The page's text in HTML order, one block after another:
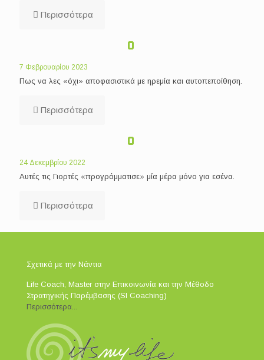
Περισσότερα
7 Φεβρουαρίου 2023
Πως να λες «όχι» αποφασιστικά με ηρεμία και αυτοπεποίθηση.
Περισσότερα
24 Δεκεμβρίου 2022
Αυτές τις Γιορτές «προγράμματισε» μία μέρα μόνο για εσένα.
Περισσότερα
Σχετικά με την Νάντια
Life Coach, Master στην Επικοινωνία και την Μέθοδο
Στρατηγικής Παρέμβασης (SI Coaching)
Περισσότερα...